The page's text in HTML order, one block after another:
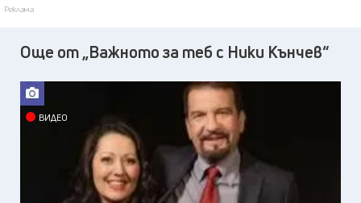
Реклама
Още от „Важното за теб с Ники Кънчев“
ВИДЕО